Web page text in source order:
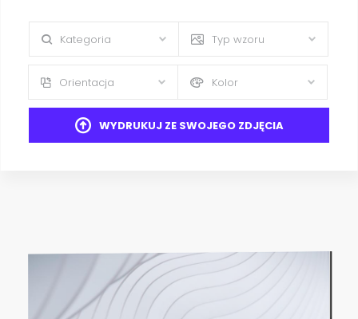
Kategoria Typ wzoru
Orientacja Kolor
WYDRUKUJ ZE SWOJEGO ZDJĘCIA